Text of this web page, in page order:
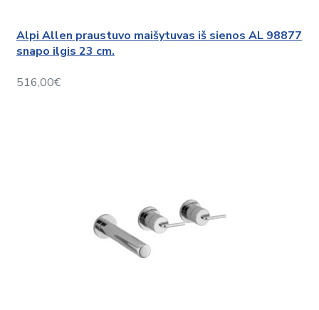
Alpi Allen praustuvo maišytuvas iš sienos AL 98877
snapo ilgis 23 cm.
516,00€